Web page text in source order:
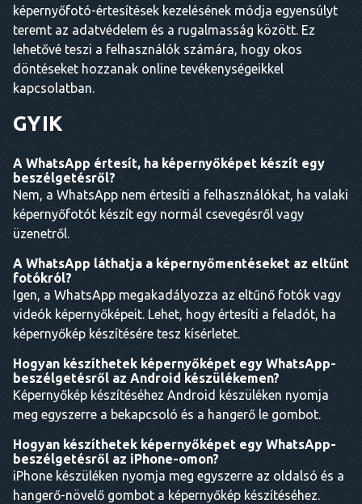
képernyőfotó-értesítések kezelésének módja egyensúlyt
teremt az adatvédelem és a rugalmasság között. Ez
lehetővé teszi a felhasználók számára, hogy okos
döntéseket hozzanak online tevékenységeikkel
kapcsolatban.
GYIK
A WhatsApp értesít, ha képernyőképet készít egy
beszélgetésről?
Nem, a WhatsApp nem értesíti a felhasználókat, ha valaki
képernyőfotót készít egy normál csevegésről vagy
üzenetről.
A WhatsApp láthatja a képernyőmentéseket az eltűnt
fotókról?
Igen, a WhatsApp megakadályozza az eltűnő fotók vagy
videók képernyőképeit. Lehet, hogy értesíti a feladót, ha
képernyőkép készítésére tesz kísérletet.
Hogyan készíthetek képernyőképet egy WhatsApp-
beszélgetésről az Android készülékemen?
Képernyőkép készítéséhez Android készüléken nyomja
meg egyszerre a bekapcsoló és a hangerő le gombot.
Hogyan készíthetek képernyőképet egy WhatsApp-
beszélgetésről az iPhone-omon?
iPhone készüléken nyomja meg egyszerre az oldalsó és a
hangerő-növelő gombot a képernyőkép készítéséhez.